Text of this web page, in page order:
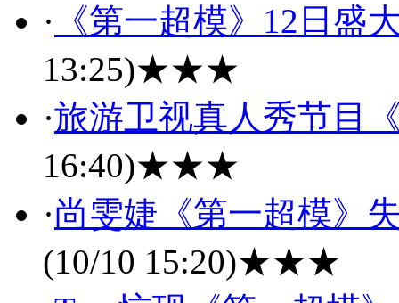
· 《第一超模》12日盛
13:25)★★★
·旅游卫视真人秀节目
16:40)★★★
·尚雯婕《第一超模》
(10/10 15:20)★★★